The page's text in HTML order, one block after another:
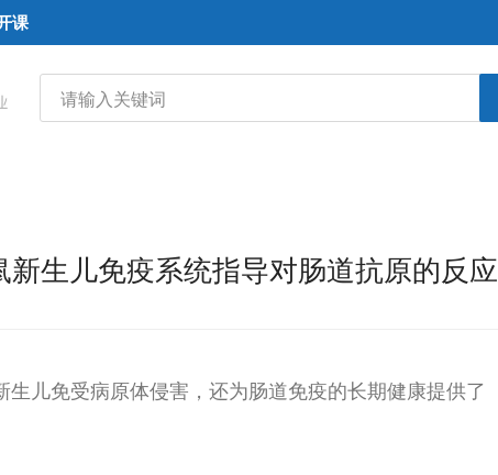
课
生儿免疫系统指导对肠道抗原的反应
儿免受病原体侵害，还为肠道免疫的长期健康提供了